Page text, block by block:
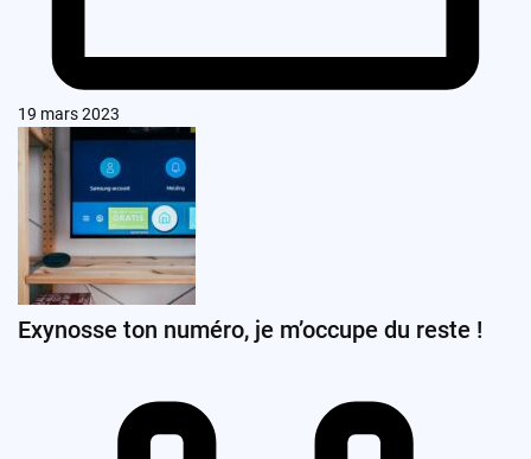
19 mars 2023
Exynosse ton numéro, je m’occupe du reste !